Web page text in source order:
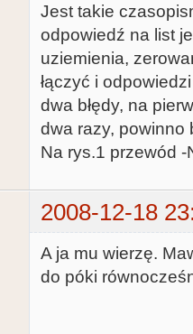
Jest takie
odpowiedź na list
uziemienia,
łączyć i
dwa błędy, na
dwa razy, powinno
Na rys.1 przewód
2008-12-18
A ja mu wierzę.
do póki